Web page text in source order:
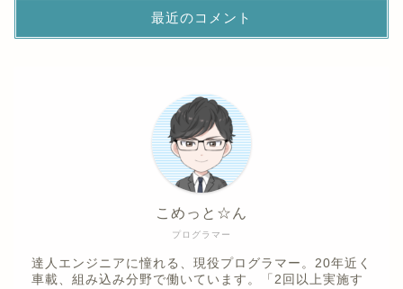
最近のコメント
プログラマー
こめっと☆ん
達人エンジニアに憧れる、現役プログラマー。20年近く
車載、組み込み分野で働いています。「2回以上実施す